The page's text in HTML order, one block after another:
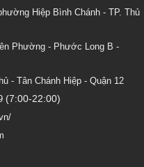
Hiệp Bình Chánh - TP. Thủ
Phường - Phước Long B -
- Tân Chánh Hiệp - Quận 12
(7:00-22:00)